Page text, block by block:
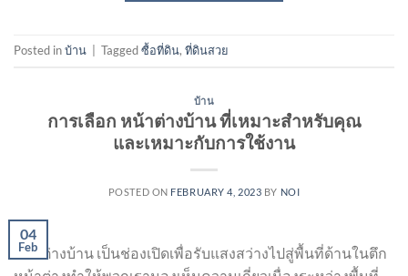
Posted inบ้าน Taggedซื้อที่ดิน, ที่ดินสวย
บ้าน
การเลือก หน้าต่างบ้าน ที่เหมาะสำหรับคุณ
และเหมาะกับการใช้งาน
POSTED ON FEBRUARY 4, 2023 BY NOI
04
Feb
หน้าต่างบ้าน เป็นช่องเปิดเพื่อรับแสงสว่างไปสู่พื้นที่ด้านในตึก